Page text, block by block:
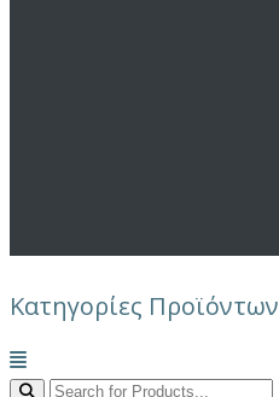
Κατηγορίες Προϊόντων
Μενού